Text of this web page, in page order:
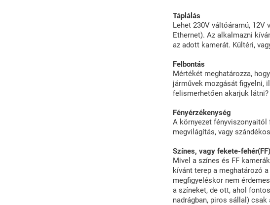
Táplálás
Lehet 230V váltóáramú, 12V
Ethernet). Az alkalmazni
az adott kamerát. Kültéri,
Felbontás
Mértékét meghatározza,
járművek mozgását figyelni,
felismerhetően akarjuk látni?
Fényérzékenység
A környezet fényviszonyaitól
megvilágítás, vagy
Színes, vagy fekete-
Mivel a színes és FF
kívánt terep a meghatározó
megfigyeléskor nem
a színeket, de ott, ahol
nadrágban, piros sállal)